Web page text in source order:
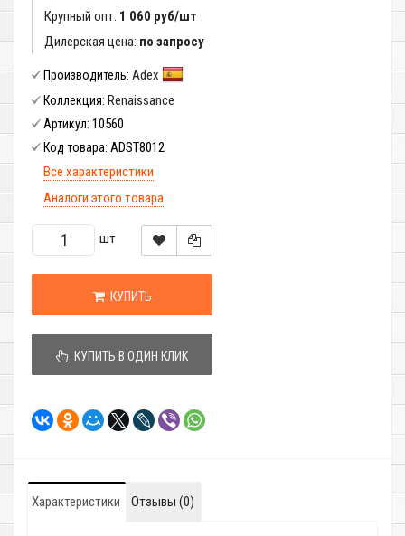
Крупный опт: 1 060 руб/шт
Дилерская цена: по запросу
Производитель: Adex
Коллекция: Renaissance
Артикул: 10560
Код товара: ADST8012
Все характеристики
Аналоги этого товара
шт
КУПИТЬ
КУПИТЬ В ОДИН КЛИК
Характеристики Отзывы (0)